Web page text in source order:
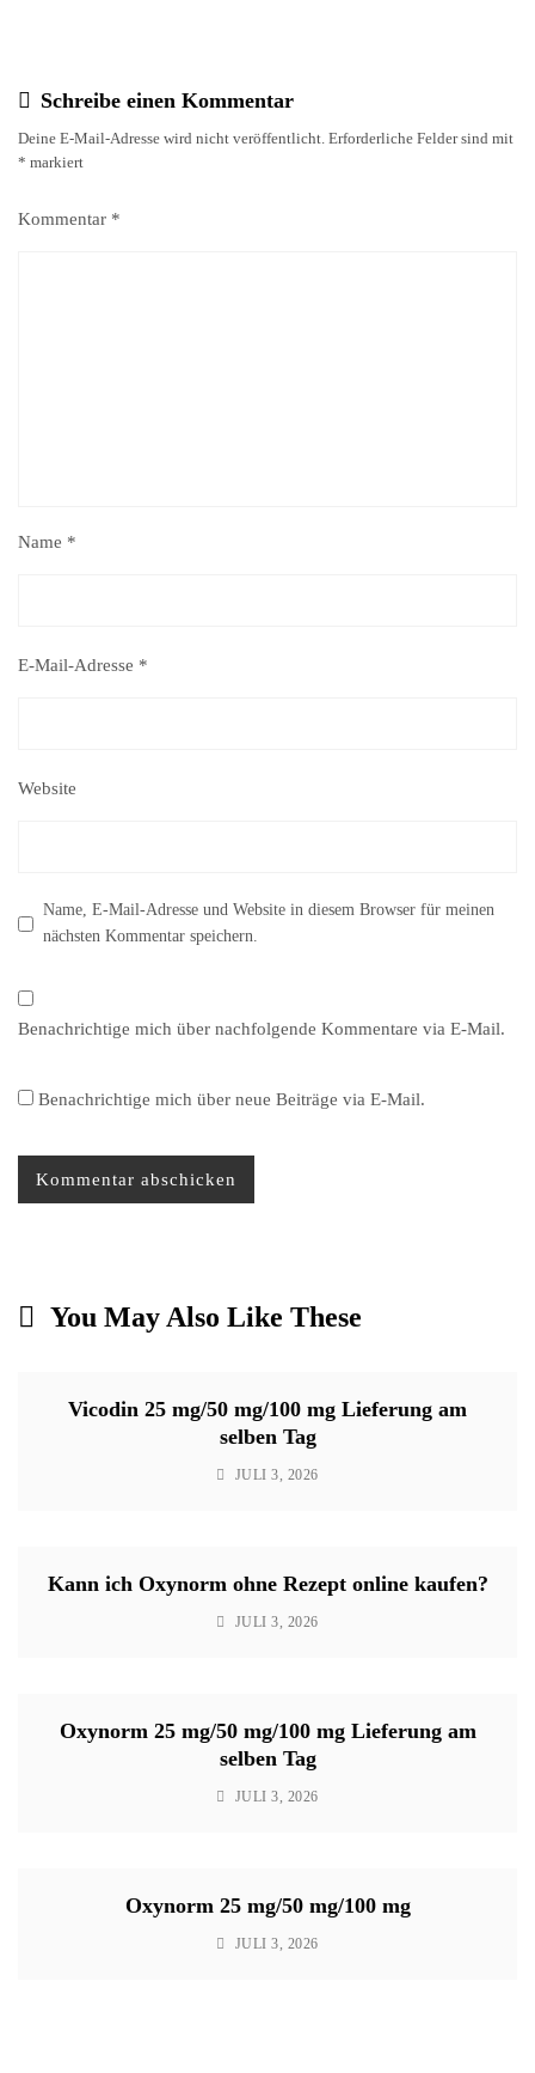
Schreibe einen Kommentar
Deine E-Mail-Adresse wird nicht veröffentlicht. Erforderliche Felder sind mit
* markiert
Kommentar *
Name *
E-Mail-Adresse *
Website
Name, E-Mail-Adresse und Website in diesem Browser für meinen
nächsten Kommentar speichern.
Benachrichtige mich über nachfolgende Kommentare via E-Mail.
Benachrichtige mich über neue Beiträge via E-Mail.
You May Also Like These
Vicodin 25 mg/50 mg/100 mg Lieferung am
selben Tag
JULI 3, 2026
Kann ich Oxynorm ohne Rezept online kaufen?
JULI 3, 2026
Oxynorm 25 mg/50 mg/100 mg Lieferung am
selben Tag
JULI 3, 2026
Oxynorm 25 mg/50 mg/100 mg
JULI 3, 2026